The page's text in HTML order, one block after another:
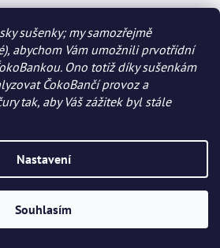
sušenky; my samozřejmě
abychom Vám umožnili prvotřídní
Ono totiž díky sušenkám
ČokoBančí provoz a
tak, aby Váš zážitek byl stále
Nastavení
Souhlasím